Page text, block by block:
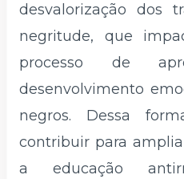
desvalorização dos
negritude, que
processo de
desenvolvimento
negros. Dessa
contribuir para
a educação